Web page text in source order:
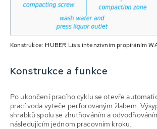
Konstrukce: HUBER Lis s intenzivním propíráním
Konstrukce a funkce
Po ukončení pracího cyklu se otevře
prací voda vyteče perforovaným žlabem.
shrabků spolu se zhutňováním a
následujícím jednom pracovním kroku.